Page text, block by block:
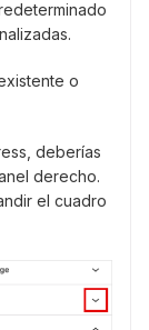
o
deberías
derecho.
el cuadro